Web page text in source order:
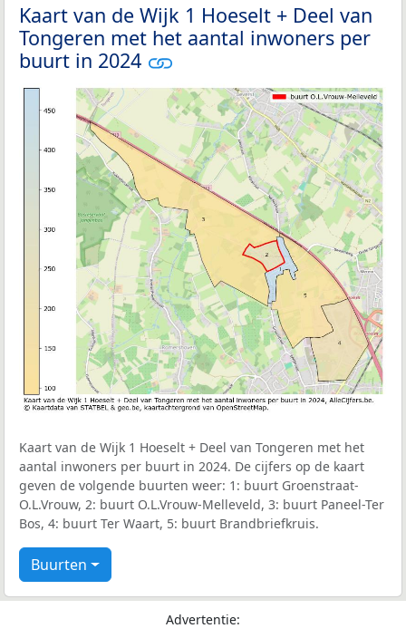
Kaart van de Wijk 1 Hoeselt + Deel van
Tongeren met het aantal inwoners per
buurt in 2024
Kaart van de Wijk 1 Hoeselt + Deel van Tongeren met het
aantal inwoners per buurt in 2024. De cijfers op de kaart
geven de volgende buurten weer: 1: buurt Groenstraat-
O.L.Vrouw, 2: buurt O.L.Vrouw-Melleveld, 3: buurt Paneel-Ter
Bos, 4: buurt Ter Waart, 5: buurt Brandbriefkruis.
Buurten
Advertentie: